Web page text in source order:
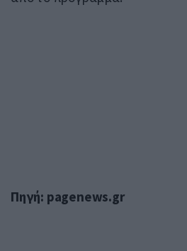
Πηγή: pagenews.gr